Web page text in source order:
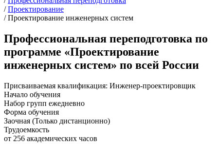
/ Проектирование
/ Проектирование инженерных систем
Профессиональная переподготовка по
программе «Проектирование
инженерных систем» по всей России
Присваиваемая квалификация: Инженер-проектировщик
Начало обучения
Набор групп ежедневно
Форма обучения
Заочная (Только дистанционно)
Трудоемкость
от 256 академических часов